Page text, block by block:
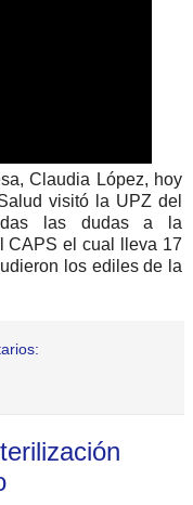
Claudia López, hoy
visitó la UPZ del
las dudas a la
CAPS el cual lleva 17
los ediles de la